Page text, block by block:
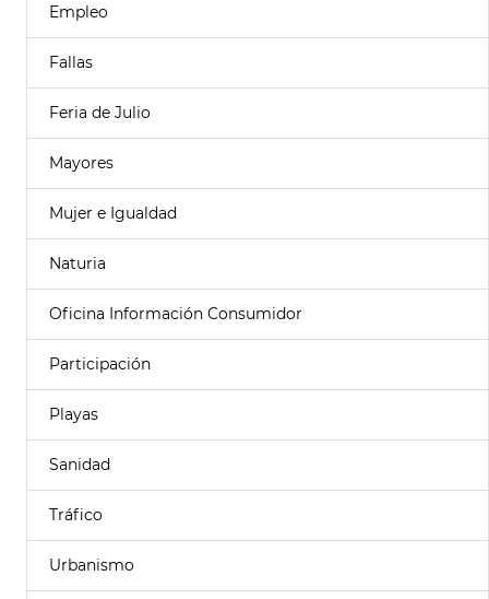
Empleo
Fallas
Feria de Julio
Mayores
Mujer e Igualdad
Naturia
Oficina Información Consumidor
Participación
Playas
Sanidad
Tráfico
Urbanismo